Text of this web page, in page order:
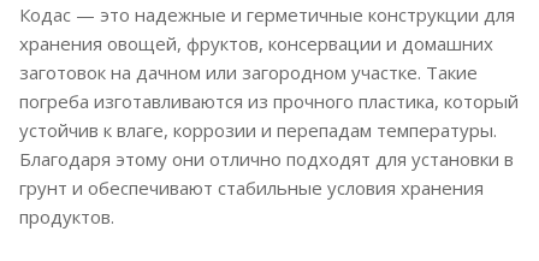
Кодас — это надежные и герметичные конструкции для
хранения овощей, фруктов, консервации и домашних
заготовок на дачном или загородном участке. Такие
погреба изготавливаются из прочного пластика, который
устойчив к влаге, коррозии и перепадам температуры.
Благодаря этому они отлично подходят для установки в
грунт и обеспечивают стабильные условия хранения
продуктов.